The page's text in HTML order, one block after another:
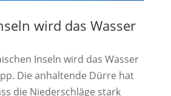
wird das Wasser
Inseln wird das Wasser
Die anhaltende Dürre hat
die Niederschläge stark